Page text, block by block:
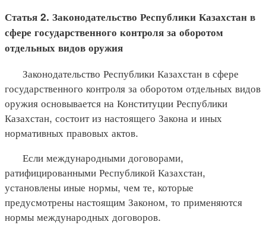
Статья 2. Законодательство Республики Казахстан в
сфере государственного контроля за оборотом
отдельных видов оружия
Законодательство Республики Казахстан в сфере
государственного контроля за оборотом отдельных видов
оружия основывается на Конституции Республики
Казахстан, состоит из настоящего Закона и иных
нормативных правовых актов.
Если международными договорами,
ратифицированными Республикой Казахстан,
установлены иные нормы, чем те, которые
предусмотрены настоящим Законом, то применяются
нормы международных договоров.